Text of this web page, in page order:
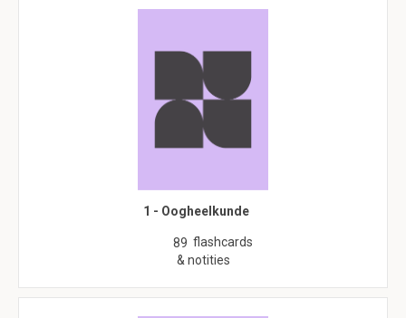
1 - Oogheelkunde
89 flashcards
& notities